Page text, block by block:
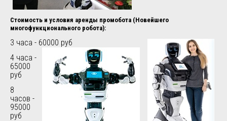
Стоимость и условия аренды промобота (Новейшего
многофункционального робота):
3 часа - 60000 руб
4 часа -
65000
руб
8
часов -
95000
руб